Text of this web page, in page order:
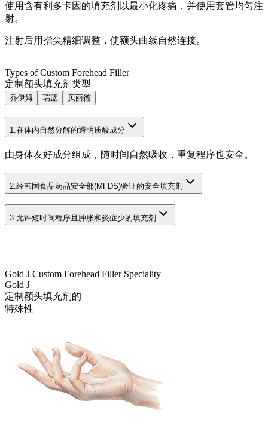
使用含有利多卡因的填充剂以最小化疼痛，并使用套管均匀注
射。
注射后用指尖精细调整，使额头曲线自然连接。
Types of Custom Forehead Filler
定制额头填充剂类型
乔伊姆 瑞蓝 贝丽德
1.在体内自然分解的透明质酸成分
由身体友好成分组成，随时间自然吸收，重复程序也安全。
2. 经韩国食品药品安全部(MFDS)验证的安全填充剂
3.允许短时间程序且肿胀和炎症少的填充剂
Gold J Custom Forehead Filler Speciality
Gold J
定制额头填充剂的
特殊性